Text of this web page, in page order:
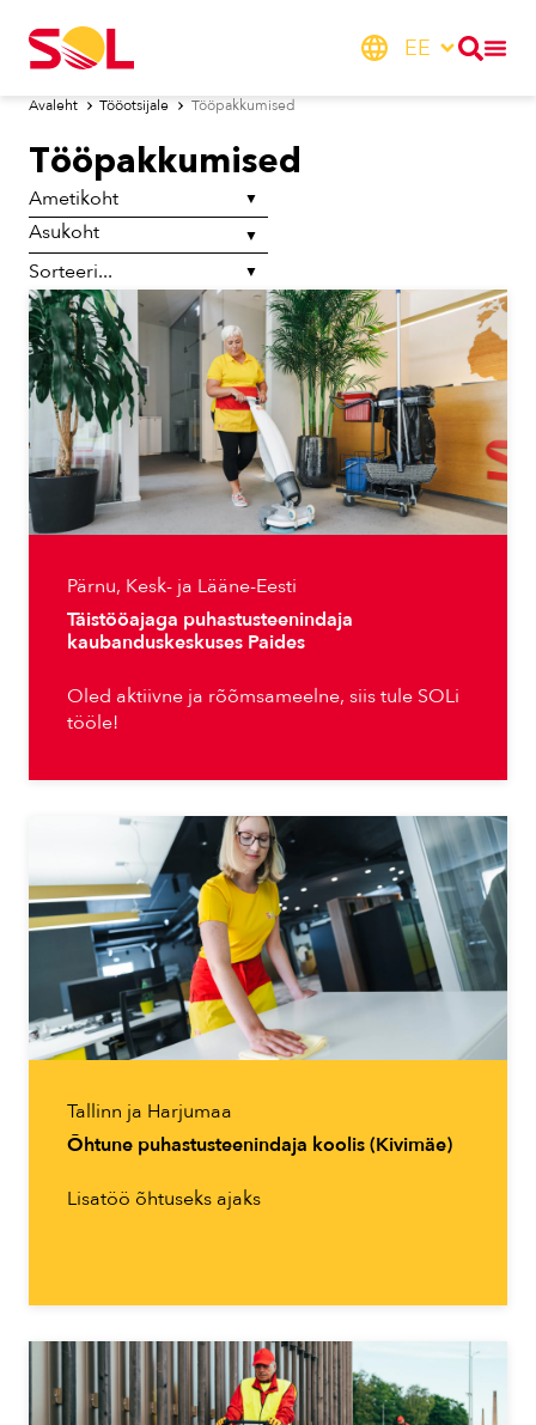
EE
Avaleht Tööotsijale Tööpakkumised
Tööpakkumised
Pärnu, Kesk- ja Lääne-Eesti
Täistööajaga puhastusteenindaja
kaubanduskeskuses Paides
Oled aktiivne ja rõõmsameelne, siis tule SOLi
tööle!
Tallinn ja Harjumaa
Õhtune puhastusteenindaja koolis (Kivimäe)
Lisatöö õhtuseks ajaks